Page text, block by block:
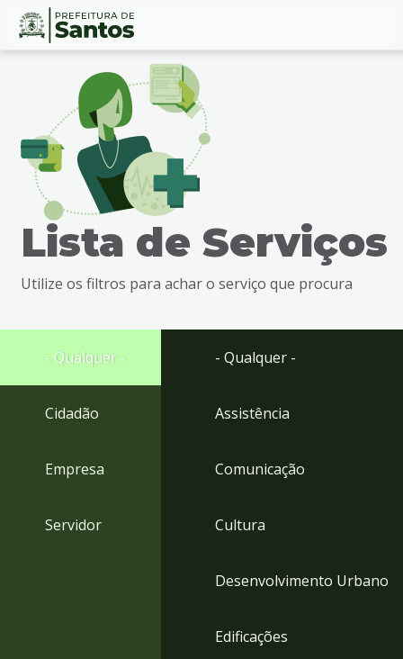
Ir
busca
Ir
rodapé
Conteúdo
Lista de Serviços
Utilize os filtros para achar o serviço que procura
- Qualquer -
Cidadão
Empresa
Servidor
- Qualquer -
Assistência
Comunicação
Cultura
Desenvolvimento Urbano
Edificações